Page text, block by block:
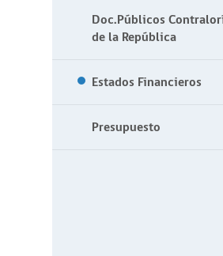
Doc.Públicos
de la República
Estados Financieros
Presupuesto